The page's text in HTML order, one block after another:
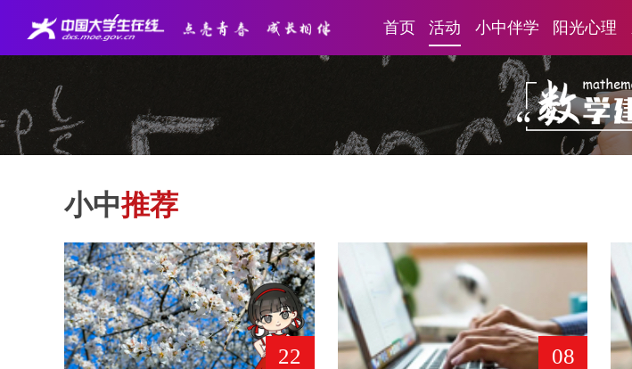
首页 活动 小中伴学 阳光心理
小中推荐
22 08